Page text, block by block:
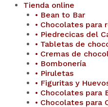
Tienda online
• Bean to Bar
• Chocolates para
• Piedrecicas del
• Tabletas de
• Cremas de
• Bombonería
• Piruletas
• Figuritas y
• Chocolates para
• Chocolates para